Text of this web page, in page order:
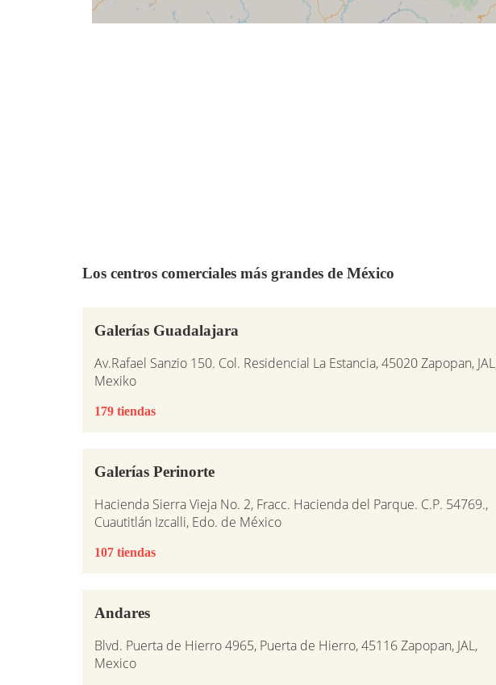
Los centros comerciales más grandes de México
Galerías Guadalajara
Av.Rafael Sanzio 150. Col. Residencial La Estancia, 45020 Zapopan,
Mexiko
179 tiendas
Galerías Perinorte
Hacienda Sierra Vieja No. 2, Fracc. Hacienda del Parque. C.P. 54769.,
Cuautitlán Izcalli, Edo. de México
107 tiendas
Andares
Blvd. Puerta de Hierro 4965, Puerta de Hierro, 45116 Zapopan, JAL,
Mexico